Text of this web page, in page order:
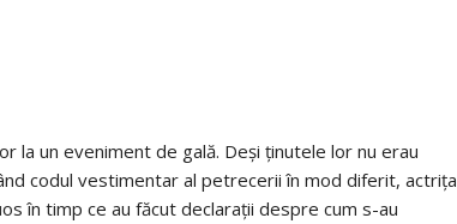
la un eveniment de gală. Deși ținutele lor nu erau
codul vestimentar al petrecerii în mod diferit, actrița
în timp ce au făcut declarații despre cum s-au